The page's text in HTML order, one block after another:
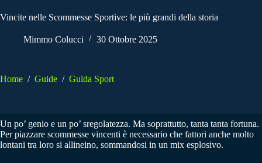
Vincite nelle Scommesse Sportive: le più grandi della storia
Mimmo Colucci 30 Ottobre 2025
Home / Guide / Guida Sport
Un po’ genio e un po’ sregolatezza. Ma soprattutto, tanta tanta fortuna.
Per piazzare scommesse vincenti è necessario che fattori anche molto
lontani tra loro si allineino, sommandosi in un mix esplosivo.